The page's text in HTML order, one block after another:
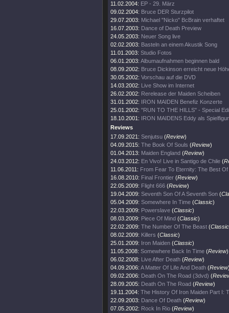
11.02.2004: EP - 29. März
09.02.2004: Bruce DER Sturzpilot
29.07.2003: Michael "Nicko" BcBrain verhaftet
16.07.2003: Dance of Death Preview
24.05.2003: Neuer Song live
02.02.2003: Basteln an einem Akustik Song
11.01.2003: Studio Fotos
06.01.2003: Albumaufnahmen beginnen bald
08.09.2002: Bruce Dickinson erreicht neue
30.05.2002: Vorschau auf die DVD
14.03.2002: Live Show im Internet
26.02.2002: Rerelease der Maiden Scheiben
31.01.2002: IRON MAIDEN Benefiz Konzerte
25.01.2002: "RUN TO THE HILLS" - Special
18.10.2001: IRON MAIDENS Eddy als Spielfigur
Reviews
17.09.2021: Senjutsu (Review)
04.09.2015: The Book Of Souls (Review)
01.04.2013: Maiden England (Review)
24.03.2012: En Vivo! Live in Santigo de Chile (
11.06.2011: From Fear To Eternity: The Best
16.08.2010: Final Frontier (Review)
22.05.2009: Flight 666 (Review)
19.04.2009: Seventh Son Of A Seventh Son (
05.04.2009: Somewhere In Time (Classic)
22.03.2009: Powerslave (Classic)
08.03.2009: Piece Of Mind (Classic)
22.02.2009: The Number Of The Beast (Classic
08.02.2009: Killers (Classic)
25.01.2009: Iron Maiden (Classic)
11.05.2008: Somewhere Back In Time (Review)
06.02.2008: Live After Death (Review)
04.09.2006: A Matter Of Life And Death (Review
09.02.2006: Death On The Road (3dvd) (
28.09.2005: Death On The Road (Review)
19.11.2004: The History Of Iron Maiden Part I:
22.09.2003: Dance Of Death (Review)
07.05.2002: Rock In Rio (Review)